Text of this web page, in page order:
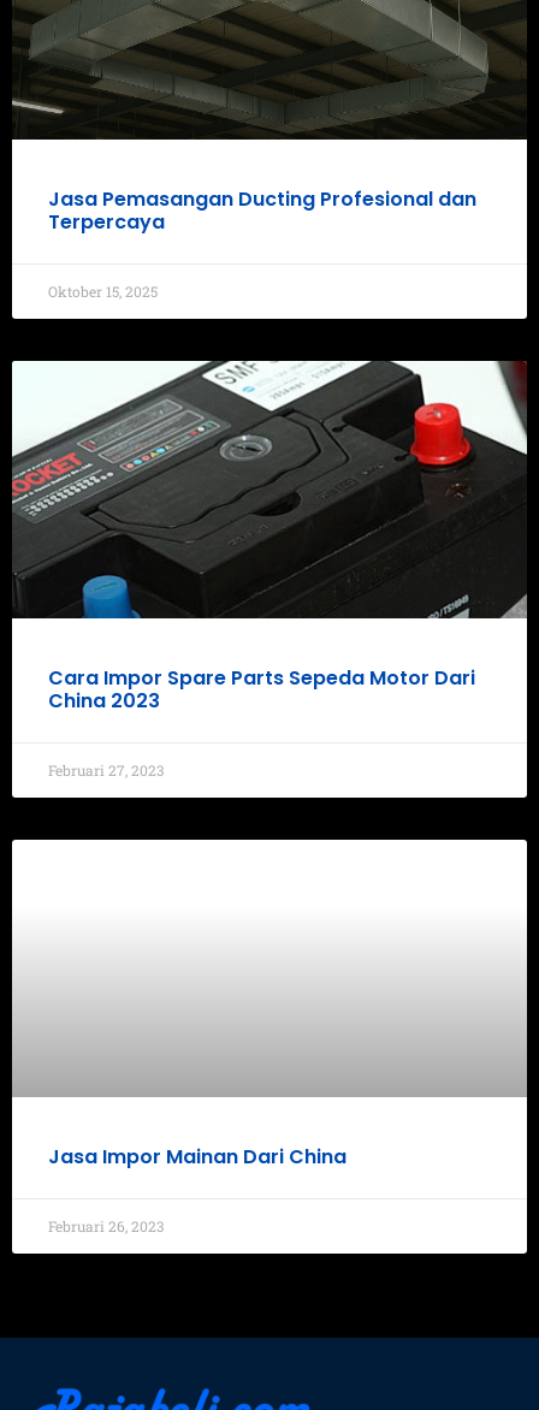
Jasa Pemasangan Ducting Profesional dan
Terpercaya
Oktober 15, 2025
Cara Impor Spare Parts Sepeda Motor Dari
China 2023
Februari 27, 2023
Jasa Impor Mainan Dari China
Februari 26, 2023